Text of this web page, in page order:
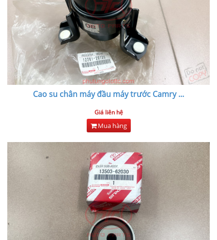
Cao su chân máy đầu máy trước Camry...
Giá liên hệ
Mua hàng